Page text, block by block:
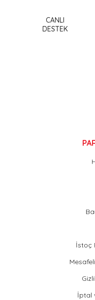
Ürün açıklamasında
Ürün bilgilerinde
CANLI
DESTEK
İstoç
İptal